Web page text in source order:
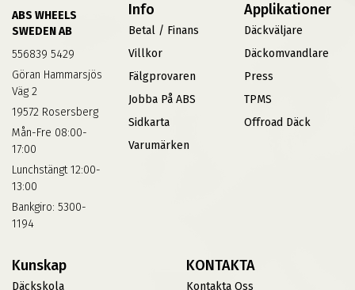
ABS WHEELS
SWEDEN AB
556839 5429
Göran Hammarsjös
Väg 2
19572 Rosersberg
Mån-Fre 08:00-
17:00
Lunchstängt 12:00-
13:00
Bankgiro: 5300-
1194
Info
Betal / Finans
Villkor
Fälgprovaren
Jobba På ABS
Sidkarta
Varumärken
Applikationer
Däckväljare
Däckomvandlare
Press
TPMS
Offroad Däck
Kunskap
Däckskola
KONTAKTA
Kontakta Oss